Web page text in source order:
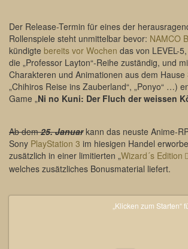
Der Release-Termin für eines der
Rollenspiele steht unmittelbar bevor: NAMCO
kündigte bereits vor Wochen das von LEVEL-
die „Professor Layton“-Reihe zuständig, und
Charakteren und Animationen aus dem Hause
„Chihiros Reise ins Zauberland“, „Ponyo“ …)
Game „Ni no Kuni: Der Fluch der weissen
Ab dem25. Januarkann das neuste Anime-
Sony PlayStation 3 im hiesigen Handel
zusätzlich in einer limitierten „Wizard´s Edition
welches zusätzliches Bonusmaterial liefert.
„Klicken zum Starten“